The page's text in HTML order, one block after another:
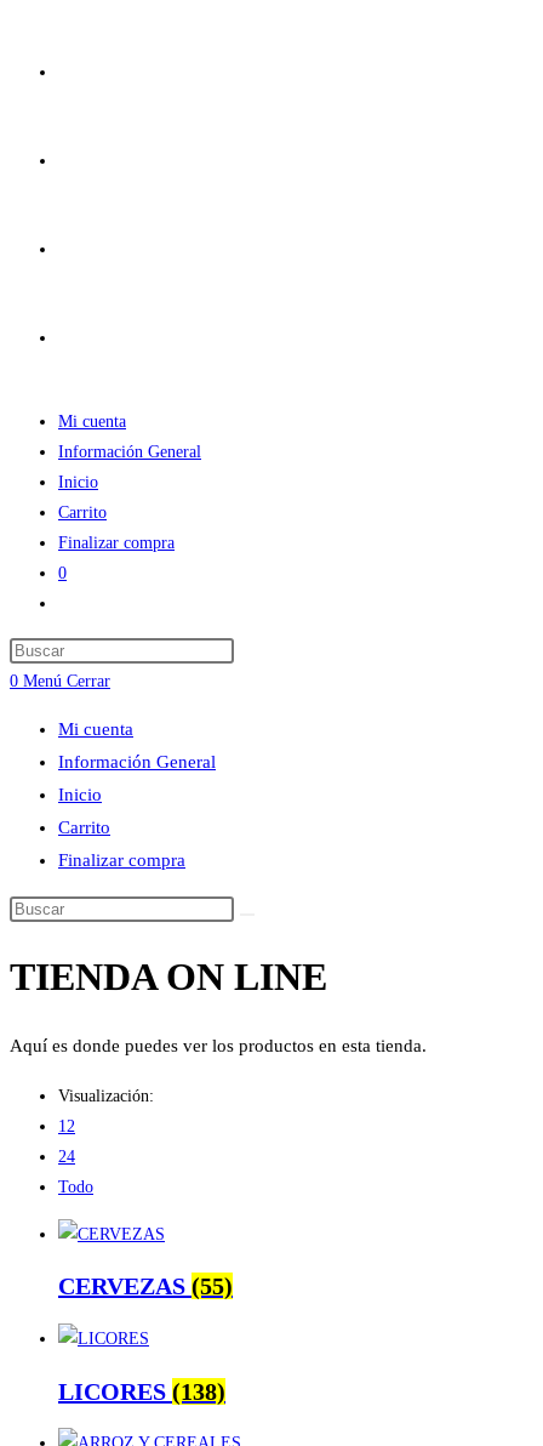
Mi cuenta
Información General
Inicio
Carrito
Finalizar compra
0
de
la
web
0 Menú Cerrar
Mi cuenta
Información General
Inicio
Carrito
Finalizar compra
Buscar
esta
TIENDA ON LINE
Aquí es donde puedes ver los productos en esta tienda.
Visualización:
12
24
Todo
CERVEZAS (55)
LICORES (138)